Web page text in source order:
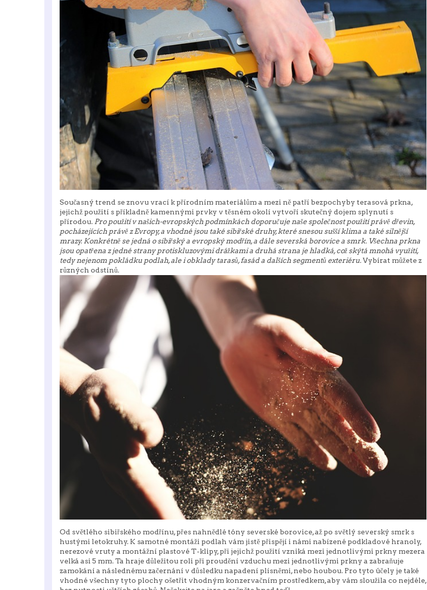
Současný trend se znovu vrací k přírodním materiálům a mezi ně patří bezpochyby terasová prkna,
jejichž použití s příkladně kamennými prvky v těsném okolí vytvoří skutečný dojem splynutí s
přírodou. Pro použití v našich-evropských podmínkách doporučuje naše společnost použití právě dřevin,
pocházejících právě z Evropy, a vhodné jsou také sibiřské druhy, které snesou sušší klima a také silnější
mrazy. Konkrétně se jedná o sibiřský a evropský modřín, a dále severská borovice a smrk. Všechna prkna
jsou opatřena z jedné strany protiskluzovými drážkami a druhá strana je hladká, což skýtá mnohá využití,
tedy nejenom pokládku podlah, ale i obklady tarasů, fasád a dalších segmentů exteriéru.Vybírat můžete z
různých odstínů.
Od světlého sibiřského modřínu, přes nahnědlé tóny severské borovice, až po světlý severský smrk s
hustými letokruhy. K samotné montáži podlah vám jistě přispějí i námi nabízené podkladové hranoly,
nerezové vruty a montážní plastové T-klipy, při jejichž použití vzniká mezi jednotlivými prkny mezera
velká asi 5 mm. Ta hraje důležitou roli při proudění vzduchu mezi jednotlivými prkny a zabraňuje
zamokání a následnému začernání v důsledku napadení plísněmi, nebo houbou. Pro tyto účely je také
vhodné všechny tyto plochy ošetřit vhodným konzervačním prostředkem, aby vám sloužila co nejdéle,